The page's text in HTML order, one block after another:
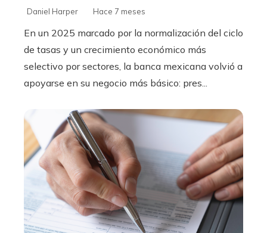
Daniel Harper Hace 7 meses
En un 2025 marcado por la normalización del ciclo
de tasas y un crecimiento económico más
selectivo por sectores, la banca mexicana volvió a
apoyarse en su negocio más básico: pres...